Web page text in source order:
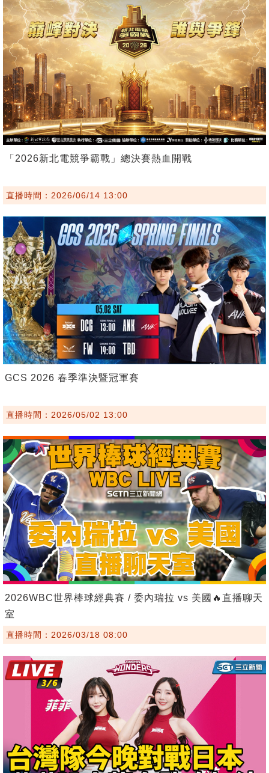
「2026新北電競爭霸戰」總決賽熱血開戰
直播時間：2026/06/14 13:00
GCS 2026 春季準決暨冠軍賽
直播時間：2026/05/02 13:00
2026WBC世界棒球經典賽 / 委內瑞拉 vs 美國🔥直播聊天
室
直播時間：2026/03/18 08:00